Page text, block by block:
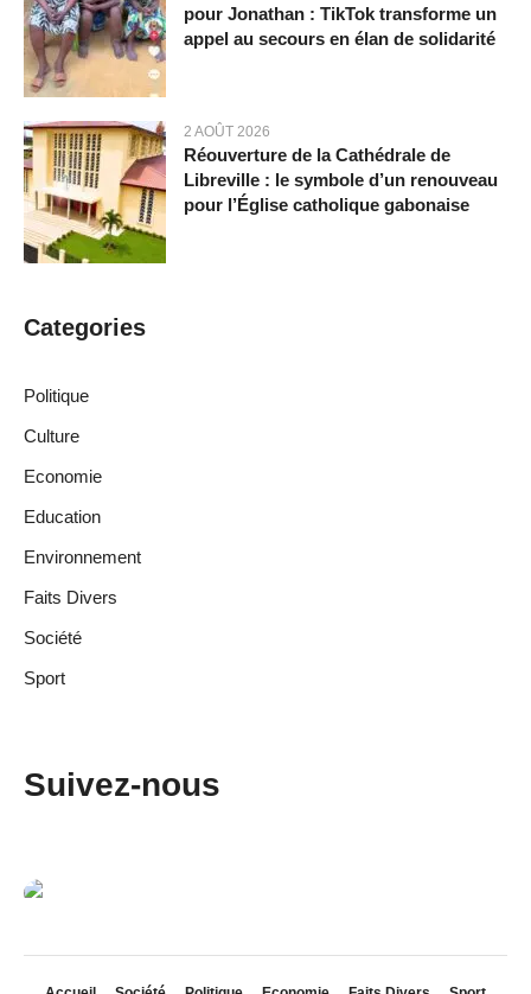
pour Jonathan : TikTok transforme un
appel au secours en élan de solidarité
2 AOÛT 2026
Réouverture de la Cathédrale de
Libreville : le symbole d’un renouveau
pour l’Église catholique gabonaise
Categories
Politique
Culture
Economie
Education
Environnement
Faits Divers
Société
Sport
Suivez-nous